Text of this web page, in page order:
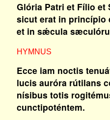
Glória Patri et Fílio et
sicut erat in princípio
et in sǽcula
HYMNUS
Ecce iam noctis
lucis auróra rútilans
nísibus totis
cunctipoténtem.